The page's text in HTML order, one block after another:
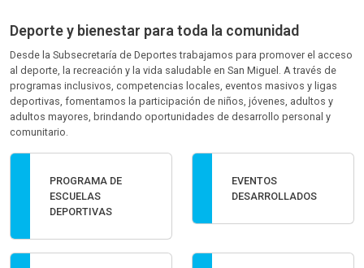
Deporte y bienestar para toda la comunidad
Desde la Subsecretaría de Deportes trabajamos para promover el acceso
al deporte, la recreación y la vida saludable en San Miguel. A través de
programas inclusivos, competencias locales, eventos masivos y ligas
deportivas, fomentamos la participación de niños, jóvenes, adultos y
adultos mayores, brindando oportunidades de desarrollo personal y
comunitario.
PROGRAMA DE
ESCUELAS
DEPORTIVAS
EVENTOS
DESARROLLADOS